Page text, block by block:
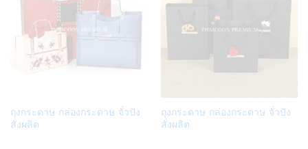
Add
ถุงกระดาษ กล่องกระดาษ จั่วปัง
สั่งผลิต
Add
ถุงกระดาษ กล่องกระดาษ จั่วปัง
สั่งผลิต